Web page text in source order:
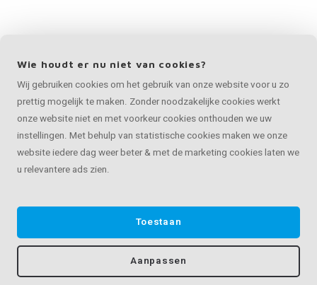
Wie houdt er nu niet van cookies?
Wij gebruiken cookies om het gebruik van onze website voor u zo
prettig mogelijk te maken. Zonder noodzakelijke cookies werkt
onze website niet en met voorkeur cookies onthouden we uw
instellingen. Met behulp van statistische cookies maken we onze
website iedere dag weer beter & met de marketing cookies laten we
u relevantere ads zien.
Toestaan
Aanpassen